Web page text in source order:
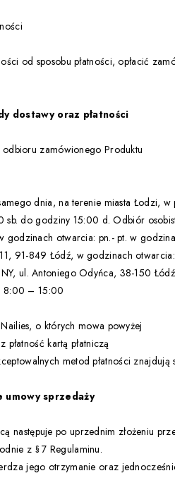
od sposobu płatności, opłacić
dostawy oraz płatności
odbioru zamówionego Produktu
dnia, na terenie miasta Łodzi, w
do godziny 15:00 d. Odbiór
godzinach otwarcia: pn.- pt. w
91-849 Łódź, w godzinach
ul. Antoniego Odyńca, 38-150
8:00 – 15:00
o których mowa powyżej
kartą płatniczą
metod płatności znajdują
umowy sprzedaży
następuje po uprzednim złożeniu
z § 7 Regulaminu.
jego otrzymanie oraz